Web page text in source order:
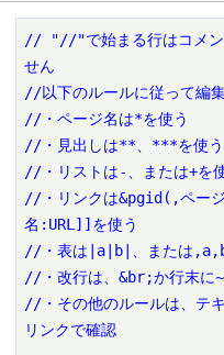
// "//"で始まる行はコメン
せん
//以下のルールに従って編
//・ページ名は*を使う
//・見出しは**、***を使う
//・リストは-、または+を
//・リンクは&pgid(,ペー
名:URL]]を使う
//・表は|a|b|、または,a,b
//・改行は、&br;か行末に~
//・その他のルールは、テ
リンクで確認